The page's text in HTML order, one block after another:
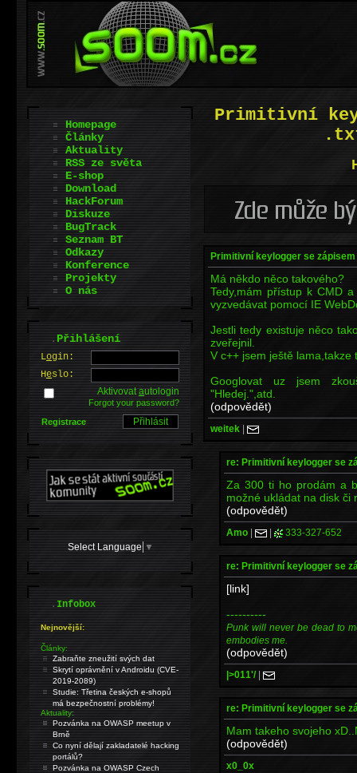
Primitivní
Primitivní keylogger se
Má někdo něco takového?
Tedy,mám přístup k CMD
vyzvedávat pomocí IE
Jestli tedy existuje něco
zveřejnil.
V c++ jsem ještě lama,takze
Googlovat uz jsem
"Hledej.",atd.
(odpovědět)
weitek |
re: Primitivní keylogger se
Za 300 ti ho prodám a
možné ukládat na disk či
(odpovědět)
Amo | | 333-327-652
re: Primitivní keylogger se
[link]
----------
Punk will never be dead to
embodies me.
(odpovědět)
|>011'/ |
re: Primitivní keylogger se
Mam takeho svojeho
(odpovědět)
x0_0x
Homepage
Články
Aktuality
RSS ze světa
E-shop
Download
HackForum
Diskuze
BugTrack
Seznam BT
Odkazy
Konference
Projekty
O nás
.Přihlášení
Login:
Heslo:
Aktivovatautologin
Forgot your password?
Registrace
Select Language ▼
.Infobox
Nejnovější:
Články:
Zabraňte zneužití svých dat
Skrytí oprávnění v Androidu (CVE-
2019-2089)
Studie: Třetina českých e-shopů
má bezpečnostní problémy!
Aktuality:
Pozvánka na OWASP meetup v
Brně
Co nyní dělají zakladatelé hacking
portálů?
Pozvánka na OWASP Czech